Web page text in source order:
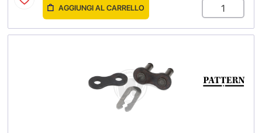
AGGIUNGI AL CARRELLO